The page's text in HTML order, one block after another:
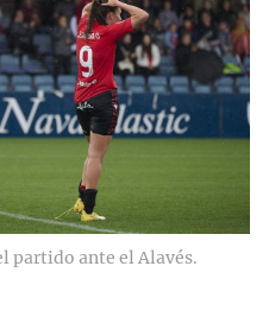
partido ante el Alavés.